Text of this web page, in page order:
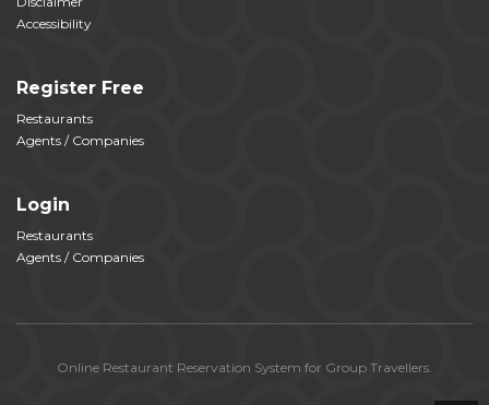
Accessibility
Register Free
Restaurants
Agents / Companies
Login
Restaurants
Agents / Companies
Online Restaurant Reservation System for Group Travellers.